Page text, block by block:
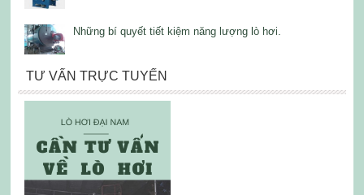
Những bí quyết tiết kiệm năng lượng lò hơi.
TƯ VẤN TRỰC TUYẾN